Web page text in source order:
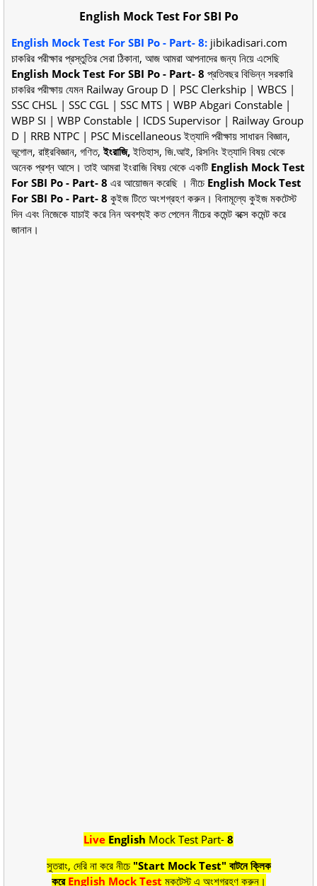
English Mock Test For SBI Po
English Mock Test For SBI Po - Part- 8: jibikadisari.com
চাকরির পরীক্ষার প্রস্তুতির সেরা ঠিকানা, আজ আমরা আপনাদের জন্য নিয়ে এসেছি
English Mock Test For SBI Po - Part- 8 প্রতিবছর বিভিন্ন সরকারি
চাকরির পরীক্ষায় যেমন Railway Group D | PSC Clerkship | WBCS |
SSC CHSL | SSC CGL | SSC MTS | WBP Abgari Constable |
WBP SI | WBP Constable | ICDS Supervisor | Railway Group
D | RRB NTPC | PSC Miscellaneous ইত্যাদি পরীক্ষায় সাধারন বিজ্ঞান,
ভূগোল, রাষ্ট্রবিজ্ঞান, গণিত,ইংরাজি,ইতিহাস, জি.আই, রিসনিং ইত্যাদি বিষয় থেকে
অনেক প্রশ্ন আসে। তাই আমরা ইংরাজি বিষয় থেকে একটি English Mock Test
For SBI Po - Part- 8 এর আয়োজন করেছি । নীচে English Mock Test
For SBI Po - Part- 8 কুইজ টিতে অংশগ্রহণ করুন। বিনামূল্যে কুইজ মকটেস্ট
দিন এবং নিজেকে যাচাই করে নিন অবশ্যই কত পেলেন নীচের কমেন্ট বক্সে কমেন্ট করে
জানান।
Live English Mock Test Part- 8
সুতরাং, দেরি না করে নীচে "Start Mock Test" বাটনে ক্লিক
করে English Mock Test মকটেস্ট এ অংশগ্রহণ করুন।